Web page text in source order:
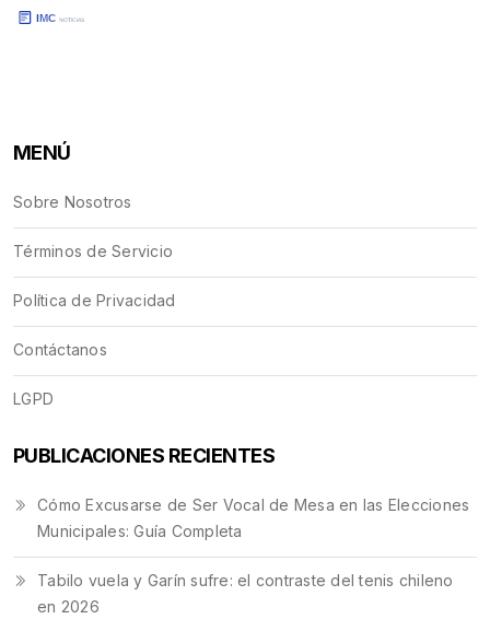
MENÚ
Sobre Nosotros
Términos de Servicio
Política de Privacidad
Contáctanos
LGPD
PUBLICACIONES RECIENTES
Cómo Excusarse de Ser Vocal de Mesa en las Elecciones
Municipales: Guía Completa
Tabilo vuela y Garín sufre: el contraste del tenis chileno
en 2026